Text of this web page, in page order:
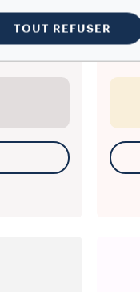
TOUT REFUSER